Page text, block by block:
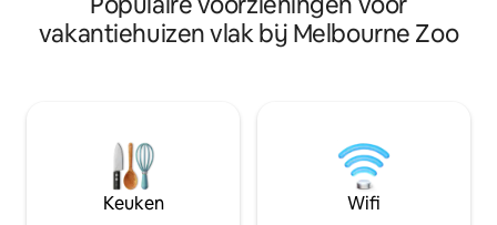
de eerste verdieping, moderne keuken
met fornuis, oven, vaatwasser, grote
Barkly St, 42inch HD-tv, dvd-speler,
omgekeerde cirkel airconditioner, wees
verwend en ontspan met de 2 Italiaanse
geïmporteerde Natuzzi lederen banken,
convectieoven
een romantische
en luchtige
leunen na een
stijlvolle en
een
vakantiehuizen vlak bij Melbourne Zoo
Keuken Wifi